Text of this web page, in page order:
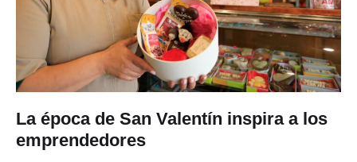
La época de San Valentín inspira a los
emprendedores